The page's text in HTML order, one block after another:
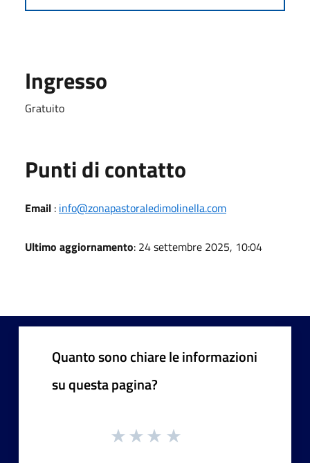
Ingresso
Gratuito
Punti di contatto
Email : info@zonapastoraledimolinella.com
Ultimo aggiornamento: 24 settembre 2025, 10:04
Quanto sono chiare le informazioni
su questa pagina?